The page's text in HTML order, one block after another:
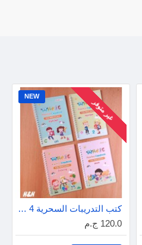
NEW
غير متوفر
كتب التدريبات السحرية 4 كتب - إنجليزى
120.0 ج.م